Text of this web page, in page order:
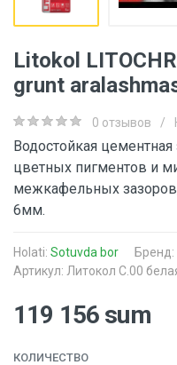
Litokol
grunt
0 отзывов /
Водостойкая
цветных пигментов и
межкафельных
6мм.
Holati: Sotuvda bor Бренд:
Артикул: Литокол C.00
119 156 sum
КОЛИЧЕСТВО